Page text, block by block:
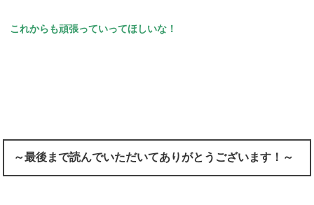
これからも頑張っていってほしいな！
～最後まで読んでいただいてありがとうございます！～